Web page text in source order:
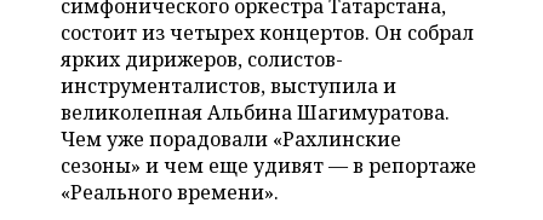
ИНВЕСТИЦИИ
НЕФТЕХИМИЯ
НЕФТЬ
ОПК
ЭНЕРГЕТИКА
НОВОСТИ БИЗНЕСА
РОЗНИЧНАЯ ТОРГОВЛЯ
ТРАНСПОРТ
УСЛУГИ
ТЕХНОЛОГИИ
НОВОСТИ ТЕХНОЛОГИЙ
МЕДИА
МЕРОПРИЯТИЯ
НОВОСТИ МЕРОПРИЯТИЙ
ВЫЕЗДНАЯ РЕДАКЦИЯ
СПОРТ
НОВОСТИ СПОРТА
ОБЩЕСТВО
симфонического оркестра Татарстана,
состоит из четырех концертов. Он собрал
ярких дирижеров, солистов-
инструменталистов, выступила и
великолепная Альбина Шагимуратова.
Чем уже порадовали «Рахлинские
сезоны» и чем еще удивят — в репортаже
«Реального времени».